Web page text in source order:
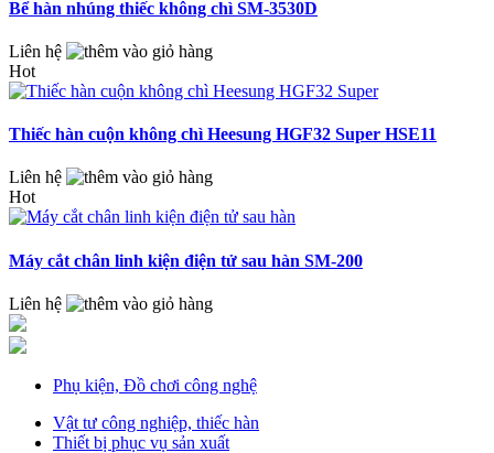
Bể hàn nhúng thiếc không chì SM-3530D
Liên hệ
Hot
Thiếc hàn cuộn không chì Heesung HGF32 Super HSE11
Liên hệ
Hot
Máy cắt chân linh kiện điện tử sau hàn SM-200
Liên hệ
Phụ kiện, Đồ chơi công nghệ
Vật tư công nghiệp, thiếc hàn
Thiết bị phục vụ sản xuất